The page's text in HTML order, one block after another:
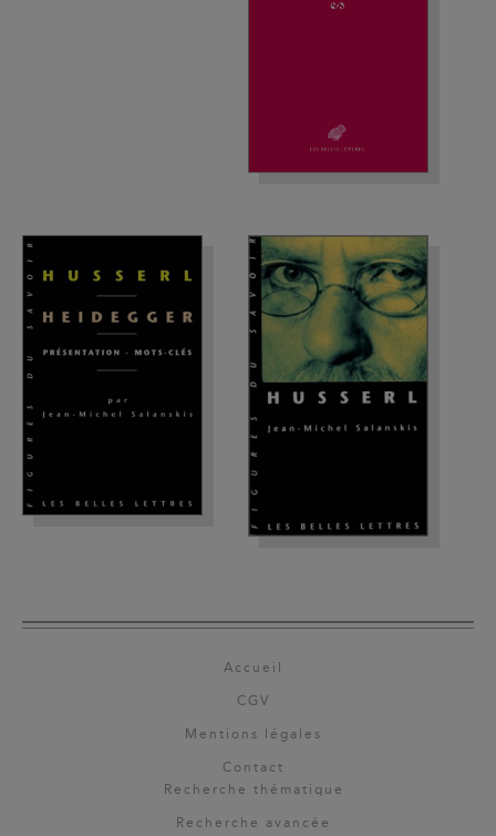
Accueil
CGV
Mentions légales
Contact
Recherche thématique
Recherche avancée